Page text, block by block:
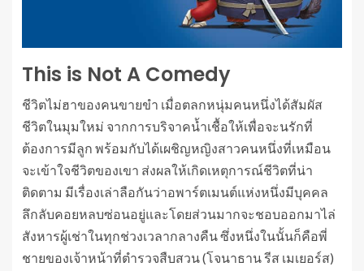
This is Not A Comedy
ชีวิตไม่ฮาของคนขายขำ เมื่อตลกหนุ่มคนหนึ่งได้สัมผัส
ชีวิตในมุมใหม่ จากการบริจาคน้ำเชื้อให้เพื่อจะนรักที่
ต้องการมีลูก พร้อมกับได้เผชิญหญิงสาวคนหนึ่งที่เหมือน
จะเข้าใจชีวิตของเขา ส่งผลให้เกิดเหตุการณ์ชีวิตที่น่า
ติดตาม มีเรื่องเล่าลือกันว่าอพาร์ตเมนต์แห่งหนึ่งมีบุคคล
ลึกลับคอยหลบซ่อนอยู่และโดยส่วนมากจะชอบออกมาไล่
สังหารผู้เช่าในทุกช่วงเวลากลางคืน ซึ่งหนึ่งในนั้นก็คือพี่
ชายของเจ้าหน้าที่ตำรวจสืบสวน (โจนาธาน รีส เมเยอร์ส)